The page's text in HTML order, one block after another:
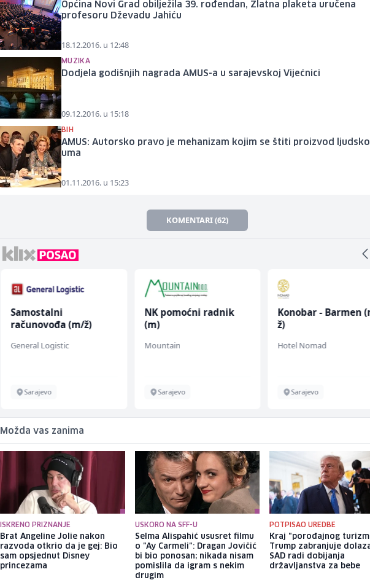
Općina Novi Grad obilježila 39. rođendan, Zlatna plaketa uručena
profesoru Dževadu Jahiću
18.12.2016. u 12:48
MUZIKA
Dodjela godišnjih nagrada AMUS-a u sarajevskoj Vijećnici
09.12.2016. u 15:18
BIH
AMUS: Autorsko pravo je mehanizam kojim se štiti proizvod
uma
01.11.2016. u 15:23
KOMENTARI (62)
Samostalni
računovođa (m/ž)
General Logistic
Sarajevo
NK pomoćni radnik
(m)
Mountain
Sarajevo
Konobar - Barmen
ž)
Hotel Nomad
Sarajevo
Možda vas zanima
ISKRENO PRIZNANJE
Brat Angeline Jolie nakon
razvoda otkrio da je gej: Bio
sam opsjednut Disney
princezama
USKORO NA SFF-U
Selma Alispahić ususret filmu
o "Ay Carmeli": Dragan Jovičić
bi bio ponosan; nikada nisam
pomislila da igram s nekim
drugim
POTPISAO UREDBE
Kraj "porođajnog
Trump zabranjuje
SAD radi dobijanja
državljanstva za bebe